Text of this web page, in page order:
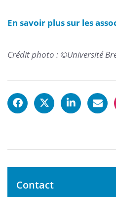
En savoir plus sur les
Crédit photo : ©Université
Contact